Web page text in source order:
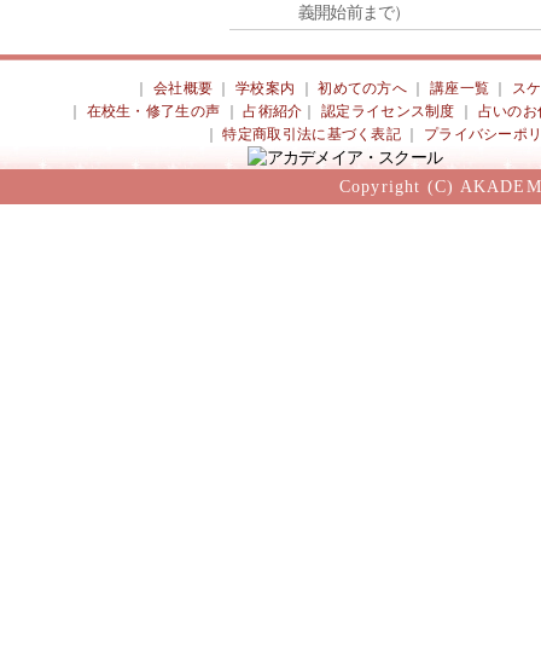
義開始前まで）
会社概要 ｜学校案内 ｜初めての方へ 講座一覧
ス
在校生・修了生の声 ｜占術紹介 ｜認定ライセンス制度
占いのお
｜特定商取引法に基づく表記 プライバシーポ
Copyright (C)